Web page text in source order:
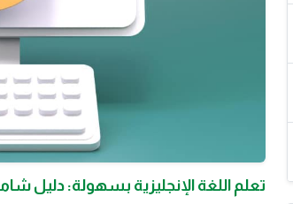
تعلم اللغة الإنجليزية بسهولة: دليل